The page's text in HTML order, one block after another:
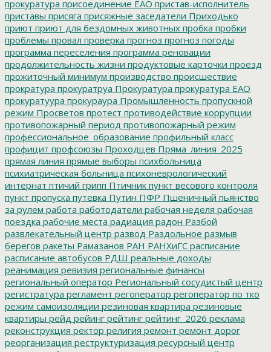
прокуратура присоединение ЕАО пристав-исполнитель
приставы присяга присяжные заседатели Приходько
приют приют для бездомных животных пробка пробки
проблемы провал проверка прогноз прогноз погоды
программа переселения программа реновации
продолжительность жизни продуктовые карточки проезд
прожиточный минимум производство происшествие
прократура прокуратруа Прокуратура прокуратура ЕАО
прокуратуура прокураура Промышленность пропускной
режим Просветов протест противодействие коррупции
противопожарный период противопожарный режим
профессиональное_образование профильный класс
профицит профсоюзы Проходцев Пряма_линия_2025
прямая линия прямые выборы психбольница
психиатрическая больница психоневрологический
интернат птичий грипп Птичник пункт весового контроля
пункт пропуска путевка Путин ПФР Пшеничный пьянство
за рулем работа работодатели рабочая неделя рабочая
поездка рабочие места радиация радон Разбой
развлекательный центр развод Раздольное размыв
берегов ракеты Рамазанов РАН РАНХиГС расписание
расписание автобусов РДШ реальные доходы
реанимация ревизия региональные финансы
региональный оператор Региональный сосудистый центр
регистратура регламент регоператор регоператор по тко
режим самоизоляции резиновая квартира резиновые
квартиры рейд рейинг рейтинг рейтинг_2026 реклама
реконструкция ректор религия ремонт ремонт дорог
реорганизация реструктуризация ресурсный центр